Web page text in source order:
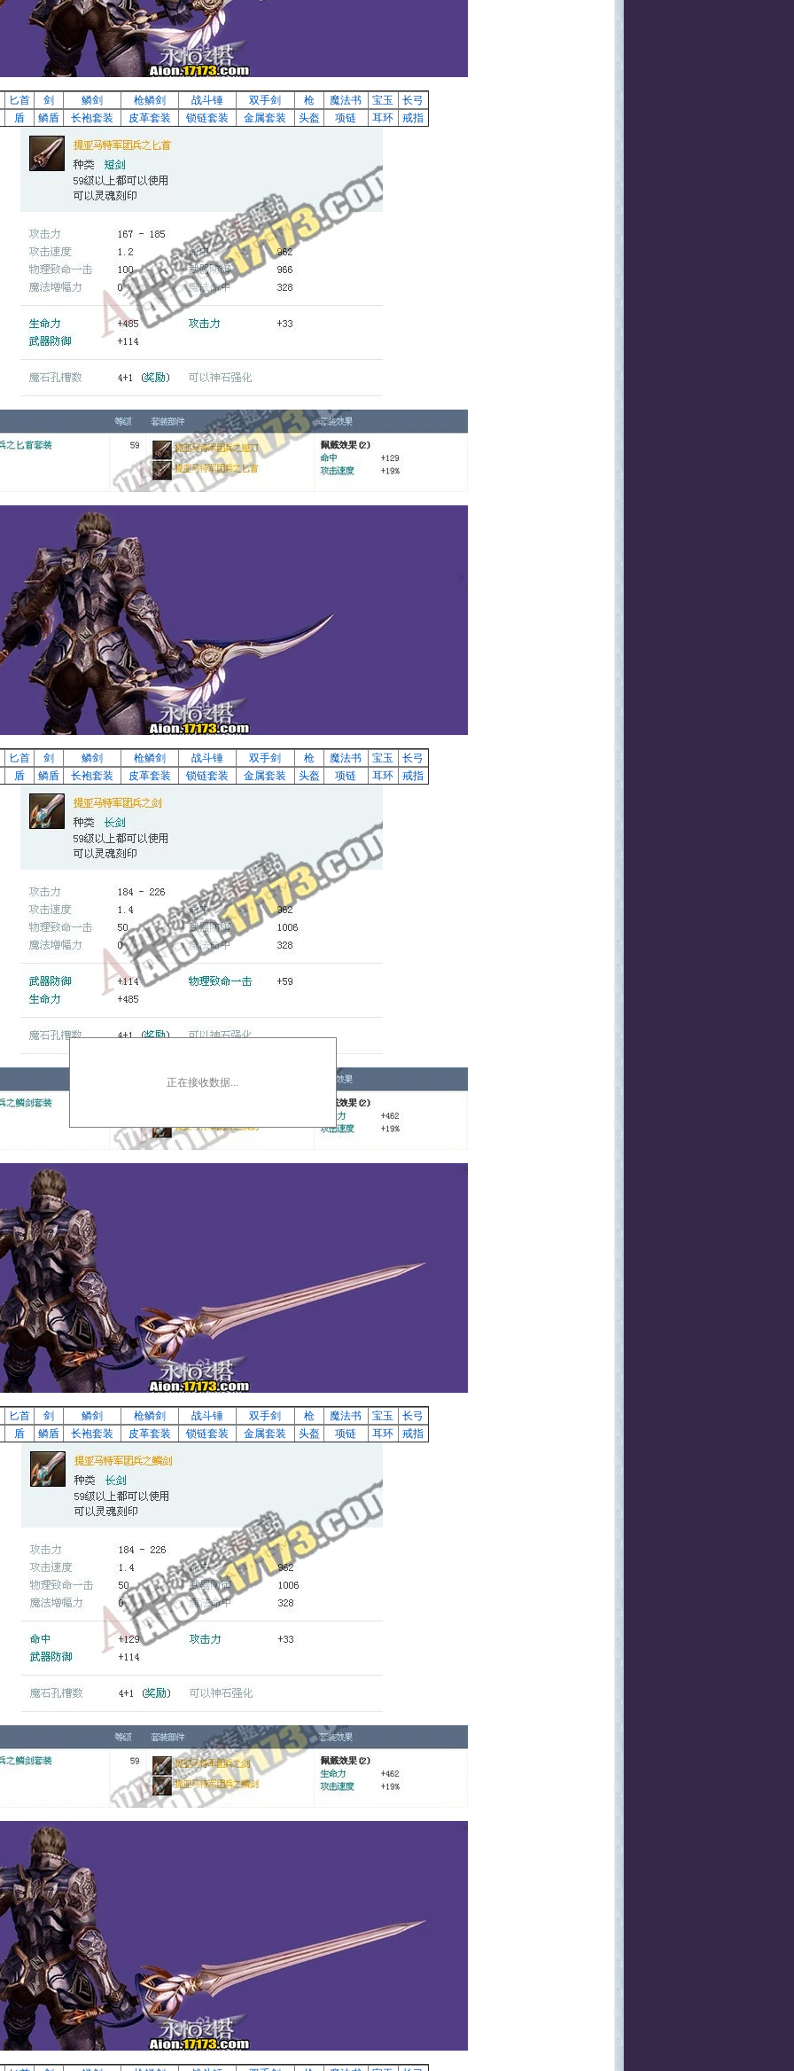
匕首 剑 鳞剑 枪鳞剑 战斗锤 双手剑 枪 魔法书 宝玉
长弓
盾
鳞盾 长袍套装 皮革套装 锁链套装 金属套装 头盔 项链 耳环 戒指
匕首 剑 鳞剑 枪鳞剑 战斗锤 双手剑 枪 魔法书 宝玉
长弓
盾
鳞盾 长袍套装 皮革套装 锁链套装 金属套装 头盔 项链 耳环 戒指
匕首 剑 鳞剑 枪鳞剑 战斗锤 双手剑 枪 魔法书 宝玉
长弓
盾
鳞盾 长袍套装 皮革套装 锁链套装 金属套装 头盔 项链 耳环 戒指
正在接收数据...